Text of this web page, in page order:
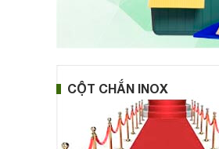
CỘT CHẮN INOX